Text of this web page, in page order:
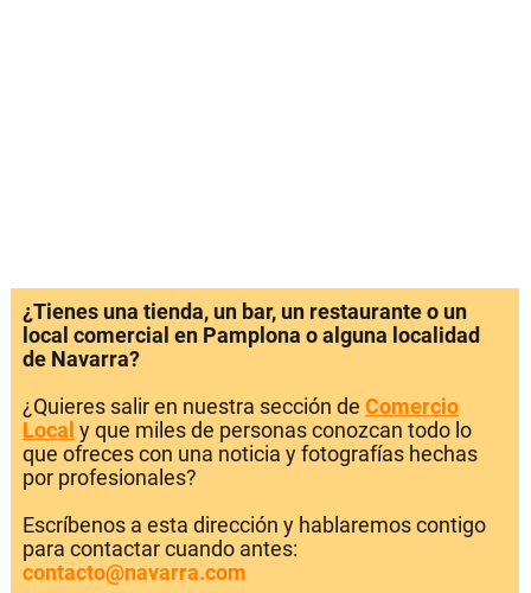
¿Tienes una tienda, un bar, un restaurante o un
local comercial en Pamplona o alguna localidad
de Navarra?
¿Quieres salir en nuestra sección de Comercio
Local y que miles de personas conozcan todo lo
que ofreces con una noticia y fotografías hechas
por profesionales?
Escríbenos a esta dirección y hablaremos contigo
para contactar cuando antes:
contacto@navarra.com